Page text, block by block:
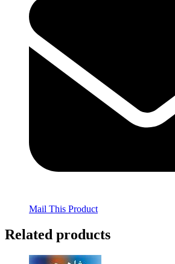
Mail This Product
Related products